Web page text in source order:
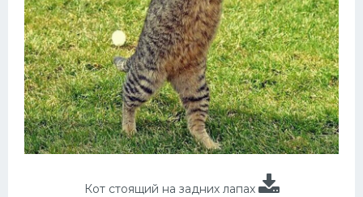
Кот стоящий на задних лапах